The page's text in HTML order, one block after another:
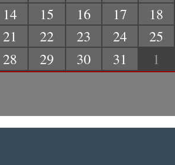
14 15 16 17
18
21 22 23 24
25
28 29 30 31 1